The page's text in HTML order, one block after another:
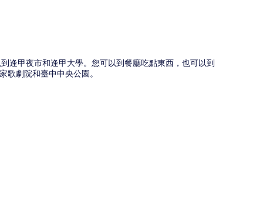
逢甲夜市和逢甲大學。您可以到餐廳吃點東西，也可以到
歌劇院和臺中中央公園。